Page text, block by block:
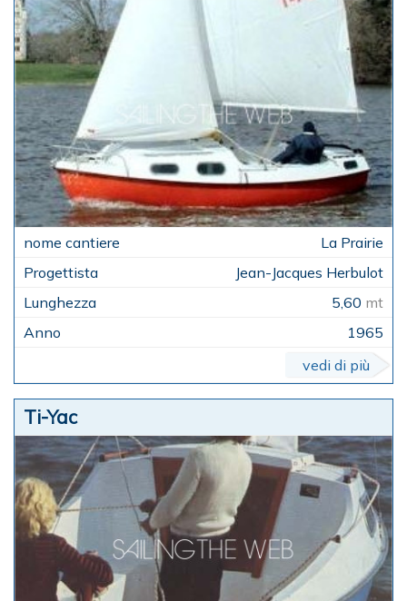
La Prairie
Jean-Jacques Herbulot
5,60 mt
1965
vedi di più
Ti-Yac